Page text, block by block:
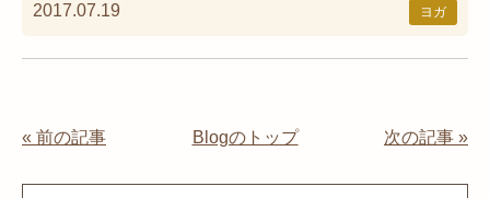
2017.07.19 ヨガ
« 前の記事 Blogのトップ 次の記事 »